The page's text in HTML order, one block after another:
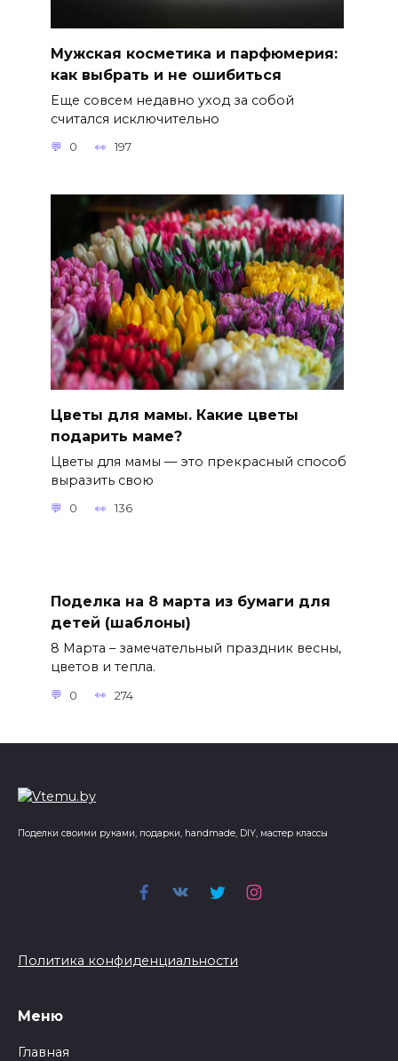
Мужская косметика и парфюмерия:
как выбрать и не ошибиться
Еще совсем недавно уход за собой
считался исключительно
0 197
Цветы для мамы. Какие цветы
подарить маме?
Цветы для мамы — это прекрасный способ
выразить свою
0 136
Поделка на 8 марта из бумаги для
детей (шаблоны)
8 Марта – замечательный праздник весны,
цветов и тепла.
0 274
Поделки своими руками, подарки, handmade, DIY, мастер классы
Политика конфиденциальности
Меню
Главная